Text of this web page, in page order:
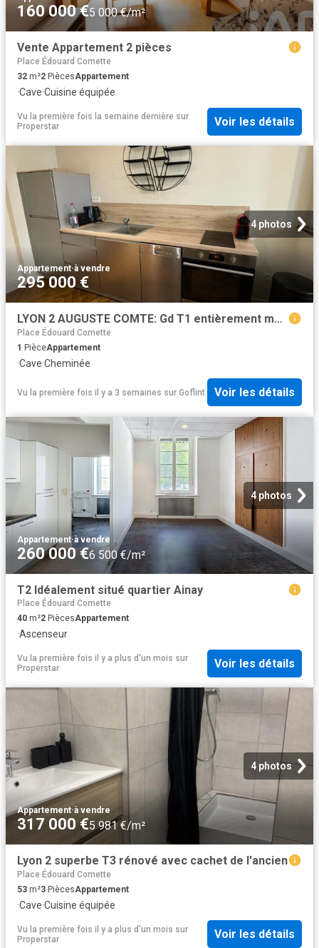
160 000 €5 000 €/m²
Vente Appartement 2 pièces
Place Édouard Comette
32 m²2 PiècesAppartement
·Cave·Cuisine équipée
Vu la première fois la semaine dernière sur
Properstar
Voir les détails
4 photos
Appartement·à vendre
295 000 €
LYON 2 AUGUSTE COMTE: Gd T1 entièrement meublé !
Place Édouard Comette
1 PièceAppartement
·Cave·Cheminée
Vu la première fois il y a 3 semaines sur Goflint Voir les détails
4 photos
Appartement·à vendre
260 000 €6 500 €/m²
T2 Idéalement situé quartier Ainay
Place Édouard Comette
40 m²2 PiècesAppartement
·Ascenseur
Vu la première fois il y a plus d'un mois sur
Properstar
Voir les détails
4 photos
Appartement·à vendre
317 000 €5 981 €/m²
Lyon 2 superbe T3 rénové avec cachet de l'ancien
Place Édouard Comette
53 m²3 PiècesAppartement
·Cave·Cuisine équipée
Vu la première fois il y a plus d'un mois sur
Properstar
Voir les détails